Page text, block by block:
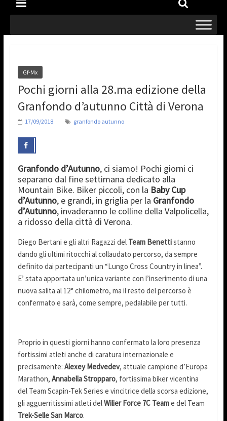
Gf-Mx
Pochi giorni alla 28.ma edizione della
Granfondo d’autunno Città di Verona
17/09/2018 granfondo autunno
Granfondo d’Autunno, ci siamo! Pochi giorni ci
separano dal fine settimana dedicato alla
Mountain Bike. Biker piccoli, con la Baby Cup
d’Autunno, e grandi, in griglia per la Granfondo
d’Autunno, invaderanno le colline della Valpolicella,
a ridosso della città di Verona.
Diego Bertani e gli altri Ragazzi del Team Benettistanno
dando gli ultimi ritocchi al collaudato percorso, da sempre
definito dai partecipanti un “Lungo Cross Country in linea”.
E’ stata apportata un’unica variante con l’inserimento di una
nuova salita al 12° chilometro, ma il resto del percorso è
confermato e sarà, come sempre, pedalabile per tutti.
Proprio in questi giorni hanno confermato la loro presenza
fortissimi atleti anche di caratura internazionale e
precisamente: Alexey Medvedev, attuale campione d’Europa
Marathon, Annabella Stropparo, fortissima biker vicentina
del Team Scapin-Tek Series e vincitrice della scorsa edizione,
gli agguerritissimi atleti delWilier Force 7C Teame del Team
Trek-Selle San Marco.